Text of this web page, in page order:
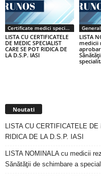
Certificate medici specialiști / primari
LISTA CU CERTIFICATELE
DE MEDIC SPECIALIST
CARE SE POT RIDICA DE
LA D.S.P. IASI
General
LISTA
medicii
Noutati
LISTA CU CERTIFICATELE
RIDICA DE LA D.S.P. IASI
LISTA NOMINALA cu medicii
Sănătăţii de schimbare a